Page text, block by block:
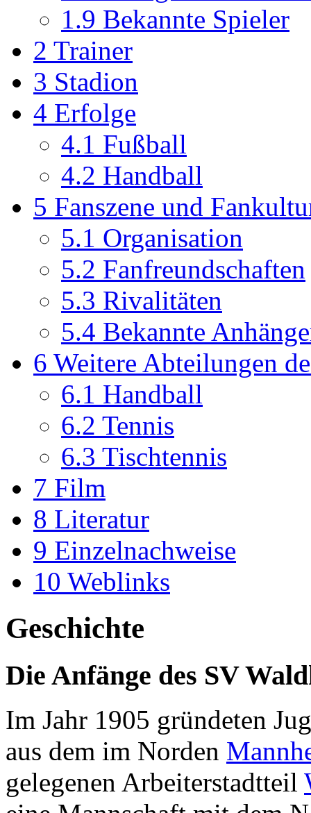
1.9 Bekannte Spieler
2 Trainer
3 Stadion
4 Erfolge
4.1 Fußball
4.2 Handball
5 Fanszene und
5.1 Organisation
5.2 Fanfreundschaften
5.3 Rivalitäten
5.4 Bekannte
6 Weitere Abteilungen
6.1 Handball
6.2 Tennis
6.3 Tischtennis
7 Film
8 Literatur
9 Einzelnachweise
10 Weblinks
Geschichte
Die Anfänge des SV
Im Jahr 1905 gründeten
aus dem im Norden
gelegenen Arbeiterstadtteil